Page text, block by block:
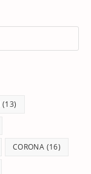
(13)
CORONA (16)